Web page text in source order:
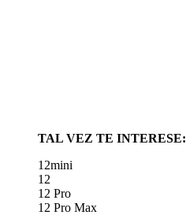
TAL VEZ TE INTERESE:
12mini
12
12 Pro
12 Pro Max